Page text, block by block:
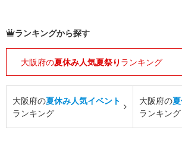
ランキングから探す
大阪府の夏休み人気夏祭り ランキング
大阪府の夏休み人気イベント
ランキング
大阪府の
ランキング